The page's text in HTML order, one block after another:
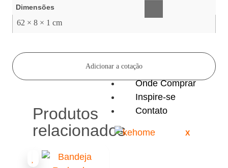
Onde Comprar
Inspire-se
Contato
X
Dimensões
62 × 8 × 1 cm
Adicionar a cotação
Produtos
relacionados